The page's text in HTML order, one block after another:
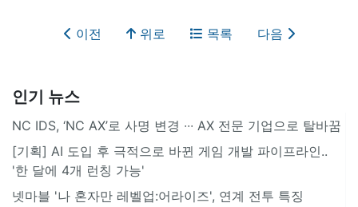
이전 위로 목록 다음
인기 뉴스
NC IDS, ‘NC AX’로 사명 변경 ∙∙∙ AX 전문 기업으로 탈바꿈
[기획] AI 도입 후 극적으로 바뀐 게임 개발 파이프라인..
'한 달에 4개 런칭 가능'
넷마블 '나 혼자만 레벨업:어라이즈', 연계 전투 특징